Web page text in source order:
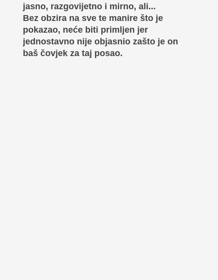
jasno, razgovijetno i mirno, ali...
Bez obzira na sve te manire što je
pokazao, neće biti primljen jer
jednostavno nije objasnio zašto je on
baš čovjek za taj posao.